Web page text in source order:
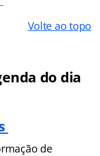
Volte ao topo
do dia
de